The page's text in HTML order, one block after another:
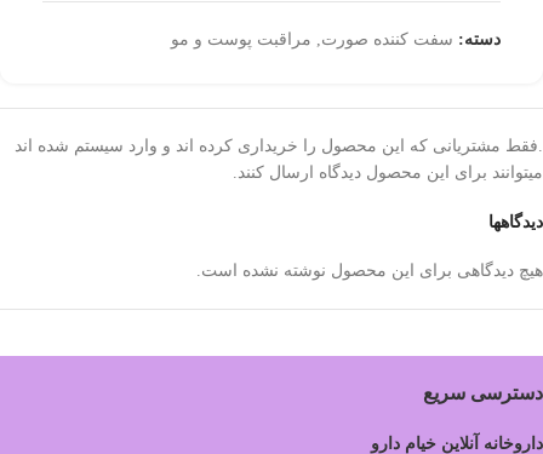
دسته: سفت کننده صورت مراقبت پوست و مو
دیدگاهها
هیچ دیدگاهی برای این محصول نوشته نشده است.
.فقط مشتریانی که این محصول را خریداری کرده اند و وارد سیستم شده اند
میتوانند برای این محصول دیدگاه ارسال کنند.
دسترسی سریع
داروخانه آنلاین خیام دارو